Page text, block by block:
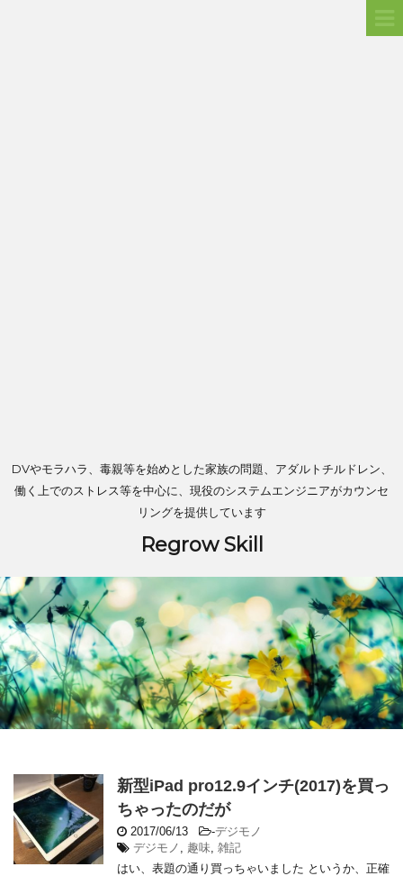
DVやモラハラ、毒親等を始めとした家族の問題、アダルトチルドレン、
働く上でのストレス等を中心に、現役のシステムエンジニアがカウンセ
リングを提供しています
Regrow Skill
新型iPad pro12.9インチ(2017)を買っ
ちゃったのだが
2017/06/13 -デジモノ
デジモノ
趣味 雑記
はい、表題の通り買っちゃいました というか、正確